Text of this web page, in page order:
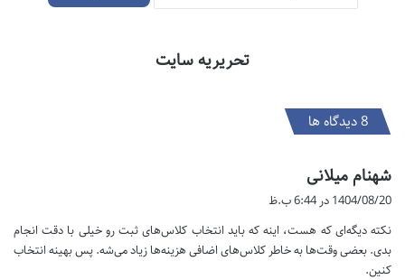
تحریریه سایت
‫8 دیدگاه ها
شهنام میلانی
:
1404/08/20 در 6:44 ب.ظ
نکته دیگه‌ای که هست، اینه که باید انتخاب کلاس‌های ثبت رو خیلی با دقت انجام
بدی. بعضی وقت‌ها به خاطر کلاس‌های اضافی هزینه‌ها زیاد می‌شه. پس بهینه انتخاب
کنین.